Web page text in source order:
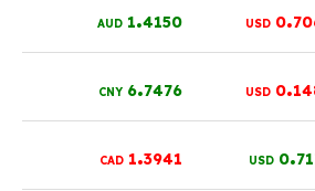
0.
USD
1.4150
AUD
0.
USD
6.7476
CNY
0.
USD
1.3941
CAD